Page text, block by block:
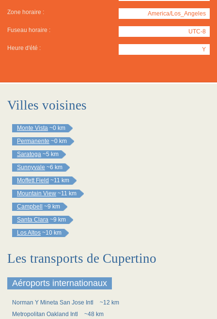
Zone horaire : America/Los_Angeles
Fuseau horaire : UTC-8
Heure d'été : Y
Villes voisines
Monte Vista ~0 km
Permanente ~0 km
Saratoga ~5 km
Sunnyvale ~6 km
Moffett Field ~11 km
Mountain View ~11 km
Campbell
~9 km
Santa Clara ~9 km
Los Altos ~10 km
Les transports de Cupertino
Aéroports internationaux
Norman Y Mineta San Jose Intl
~12 km
Metropolitan Oakland Intl
~48 km